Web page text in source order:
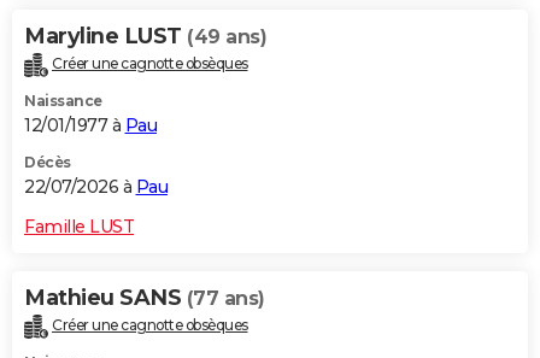
Maryline LUST (49 ans)
Créer une cagnotte obsèques
Naissance
12/01/1977 à Pau
Décès
22/07/2026 à Pau
Famille LUST
Mathieu SANS (77 ans)
Créer une cagnotte obsèques